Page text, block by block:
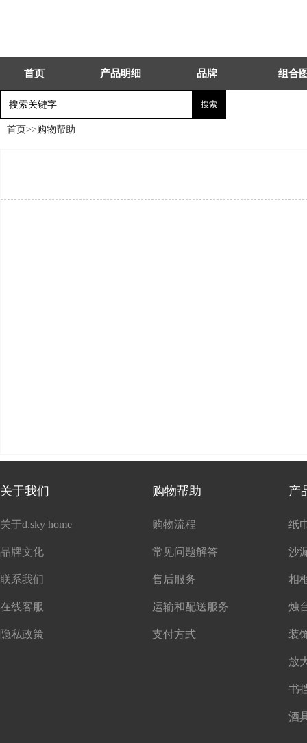
首页 产品明细 品牌 组合
首页>>购物帮助
关于我们
关于d.sky home
品牌文化
联系我们
在线客服
隐私政策
购物帮助
购物流程
常见问题解答
售后服务
运输和配送服务
支付方式
产
纸
沙
书
酒